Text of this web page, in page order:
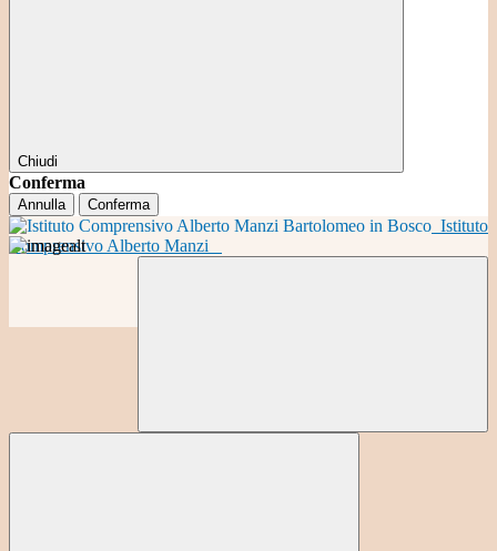
Chiudi
Conferma
Annulla Conferma
Istituto
Comprensivo Alberto Manzi